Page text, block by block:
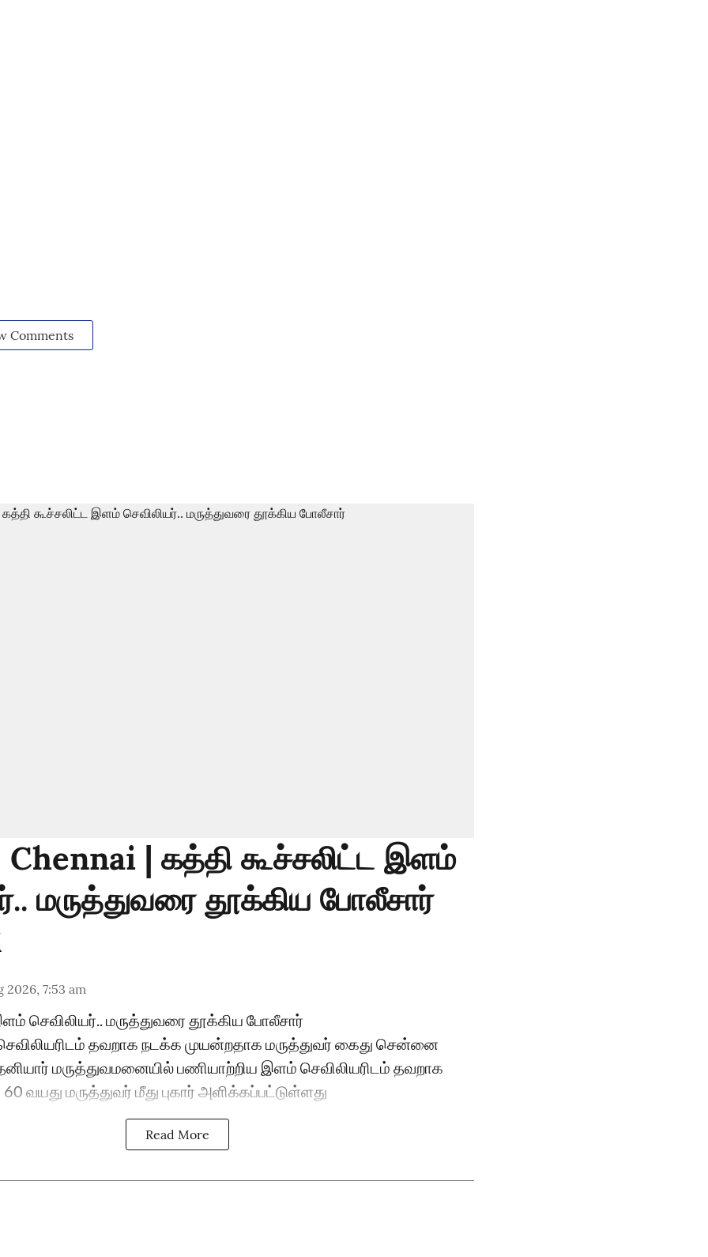
Comments
| கத்தி கூச்சலிட்ட இளம்
மருத்துவரை தூக்கிய போலீசார்
2026, 7:53 am
செவிலியர்.. மருத்துவரை தூக்கிய போலீசார்
தவறாக நடக்க முயன்றதாக மருத்துவர் கைது சென்னை
மருத்துவமனையில் பணியாற்றிய இளம் செவிலியரிடம் தவறாக
வயது மருத்துவர் மீது புகார் அளிக்கப்பட்டுள்ளது
Read More